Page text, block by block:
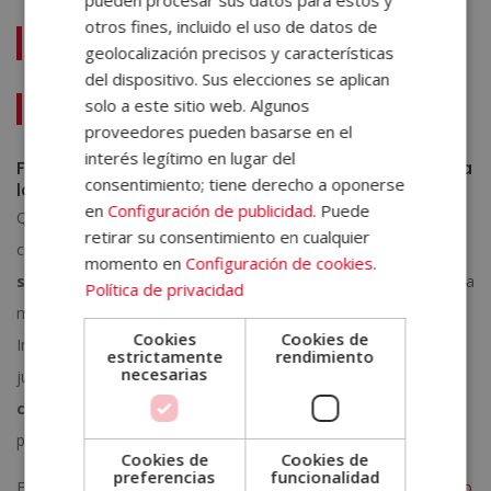
Te puede interesar:
Cómo elaborar tu plan de acción en las Redes Sociales
Formarse profesionalmente: la decisión que marca
la diferencia
Quienes desean destacar en esta industria entienden que la
creatividad por sí sola no basta: se necesita unaformación
sólida, actualizada y orientada al mercado real
. Aprender a
manejar herramientas como Adobe Photoshop, Illustrator,
InDesign y plataformas emergentes como Figma o Canva Pro,
junto con los fundamentos del
comunicación visual
, abre las puertas a una carrera
profesional con enorme proyección.
otros fines, incluido el uso de datos de
geolocalización precisos y características
del dispositivo. Sus elecciones se aplican
solo a este sitio web. Algunos
proveedores pueden basarse en el
interés legítimo en lugar del
consentimiento; tiene derecho a oponerse
enConfiguración de publicidad. Puede
retirar su consentimiento en cualquier
momento enConfiguración de cookies.
Política de privacidad
Cookies
estrictamente
necesarias
Cookies de
rendimiento
Cookies de
preferencias
Cookies de
funcionalidad